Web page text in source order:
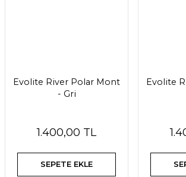
Evolite River Polar Mont
- Gri
1.400,00 TL
SEPETE EKLE
Evolite